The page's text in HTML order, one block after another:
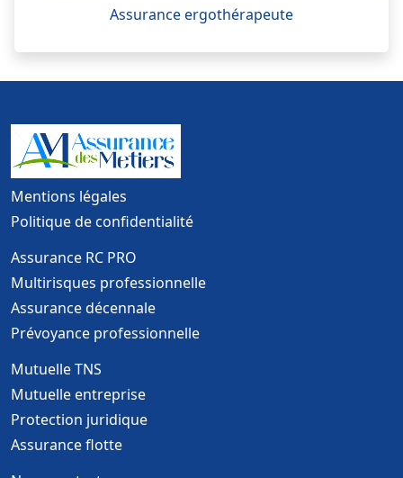
Assurance ergothérapeute
Mentions légales
Politique de confidentialité
Assurance RC PRO
Multirisques professionnelle
Assurance décennale
Prévoyance professionnelle
Mutuelle TNS
Mutuelle entreprise
Protection juridique
Assurance flotte